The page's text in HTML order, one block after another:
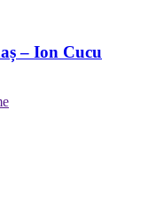
– Ion Cucu